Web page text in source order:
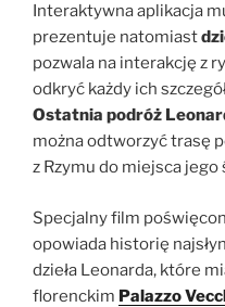
Interaktywna aplikacja
prezentuje natomiast
pozwala na interakcję z
odkryć każdy ich
Ostatnia podróż
można odtworzyć trasę
z Rzymu do miejsca
Specjalny film
opowiada historię
dzieła Leonarda, które
florenckim Palazzo